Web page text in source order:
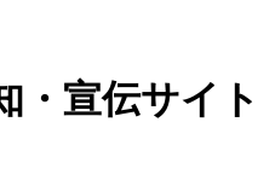
・宣伝サイト